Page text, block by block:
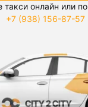
такси онлайн или
+7 (938) 156-87-57